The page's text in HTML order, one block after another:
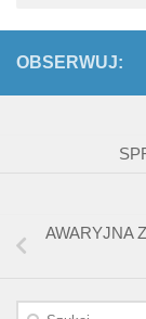
OBSERWUJ:
AWARYJNA
Szukaj: